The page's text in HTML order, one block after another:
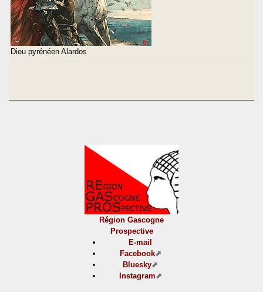
Dieu pyrénéen Alardos
Région Gascogne
Prospective
E-mail
Facebook
Bluesky
Instagram